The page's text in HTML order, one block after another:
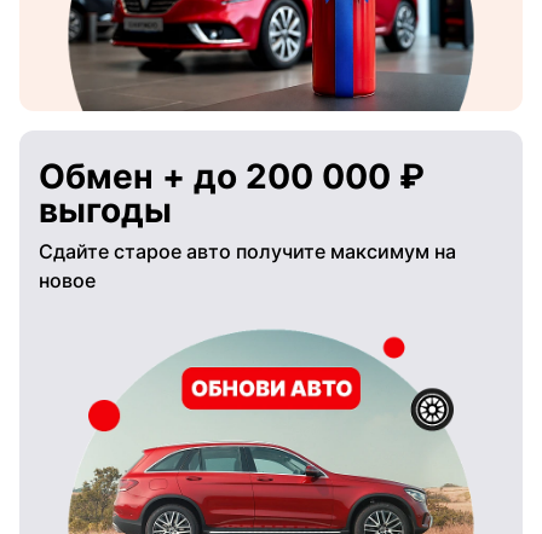
Обмен + до 200 000 ₽
выгоды
Сдайте старое авто получите максимум на
новое